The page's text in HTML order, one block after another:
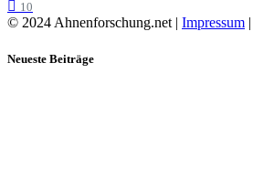
10
© 2024 Ahnenforschung.net | Impressum |
Neueste Beiträge